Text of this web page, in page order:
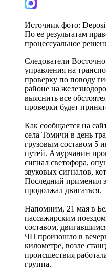
Источник фото:
По ее результатам
процессуальное
Следователи
управления на
проверку по поводу
районе на
выяснить все
проверки будет
Как сообщается на
села Томичи в день
грузовым составом 5
путей. Амурчанин
сигнал светофора,
звуковых сигналов,
Последний применил
продолжал двигаться.
Напомним, 21 мая в
пассажирским
составом,
ЧП произошло в
километре, возле
происшествия
группа.